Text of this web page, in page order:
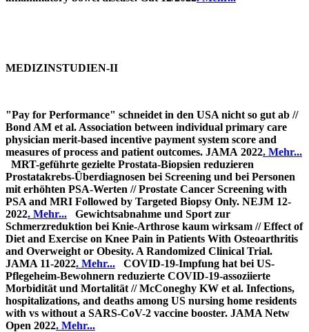
MEDIZINSTUDIEN-II
"Pay for Performance" schneidet in den USA nicht so gut ab //
Bond AM et al. Association between individual primary care
physician merit-based incentive payment system score and
measures of process and patient outcomes. JAMA 2022. Mehr...
MRT-geführte gezielte Prostata-Biopsien reduzieren
Prostatakrebs-Überdiagnosen bei Screening und bei Personen
mit erhöhten PSA-Werten // Prostate Cancer Screening with
PSA and MRI Followed by Targeted Biopsy Only. NEJM 12-
2022. Mehr...
Gewichtsabnahme und Sport zur
Schmerzreduktion bei Knie-Arthrose kaum wirksam // Effect of
Diet and Exercise on Knee Pain in Patients With Osteoarthritis
and Overweight or Obesity. A Randomized Clinical Trial.
JAMA 11-2022. Mehr...
COVID-19-Impfung hat bei US-
Pflegeheim-Bewohnern reduzierte COVID-19-assoziierte
Morbidität und Mortalität // McConeghy KW et al. Infections,
hospitalizations, and deaths among US nursing home residents
with vs without a SARS-CoV-2 vaccine booster. JAMA Netw
Open 2022. Mehr...